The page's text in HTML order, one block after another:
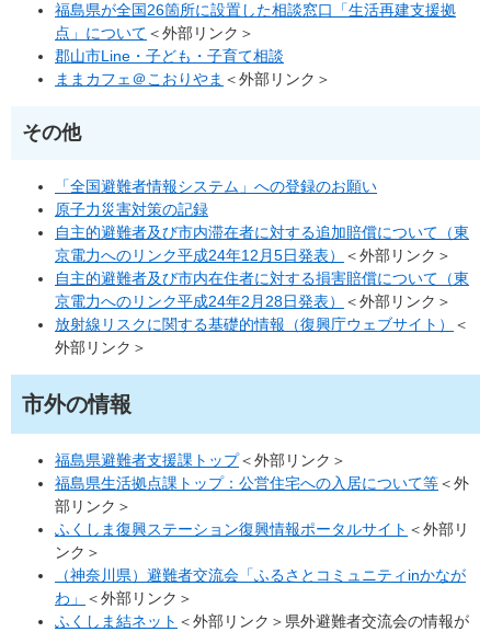
福島県が全国26箇所に設置した相談窓口「生活再建支援拠
点」について ＜外部リンク＞
郡山市Line・ 子ども・子育て相談
ままカフェ＠こおりやま ＜外部リンク＞
その他
「全国避難者情報システム」への登録のお願い
原子力災害対策の記録
自主的避難者及び市内滞在者に対する追加賠償について（東
京電力へのリンク平成24年12月5日発表）
＜外部リンク＞
自主的避難者及び市内在住者に対する損害賠償について（東
京電力へのリンク平成24年2月28日発表）
＜外部リンク＞
放射線リスクに関する基礎的情報（復興庁ウェブサイト）
＜
外部リンク＞
市外の情報
福島県避難者支援課トップ＜外部リンク＞
福島県生活拠点課トップ：公営住宅への入居について等＜外
部リンク＞
ふくしま復興ステーション復興情報ポータルサイト ＜外部リ
ンク＞
（神奈川県）避難者交流会「ふるさとコミュニティinかなが
わ」
＜外部リンク＞
ふくしま結ネット ＜外部リンク＞ 県外避難者交流会の情報が